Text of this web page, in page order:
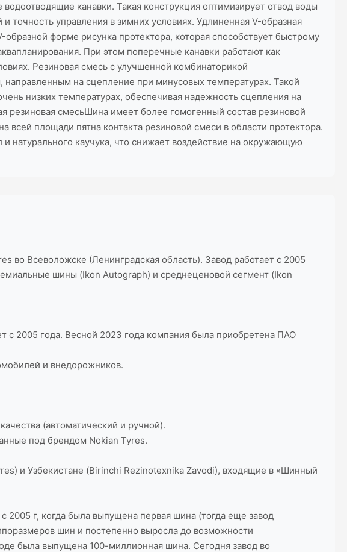
канавки. Такая конструкция оптимизирует отвод воды
точность управления в зимних условиях. Удлиненная V-образная
форме рисунка протектора, которая способствует быстрому
При этом поперечные канавки работают как
Резиновая смесь с улучшенной комбинаторикой
на сцепление при минусовых температурах. Такой
низких температурах, обеспечивая надежность сцепления на
резиновая смесьШина имеет более гомогенный состав резиновой
площади пятна контакта резиновой смеси в области протектора.
натурального каучука, что снижает воздействие на окружающую
во Всеволожске (Ленинградская область). Завод работает с 2005
шины (Ikon Autograph) и среднеценовой сегмент (Ikon
с 2005 года. Весной 2023 года компания была приобретена ПАО
и внедорожников.
(автоматический и ручной).
под брендом Nokian Tyres.
и Узбекистане (Birinchi Rezinotexnika Zavodi), входящие в «Шинный
2005 г, когда была выпущена первая шина (тогда еще завод
шин и постепенно выросла до возможности
была выпущена 100-миллионная шина. Сегодня завод во